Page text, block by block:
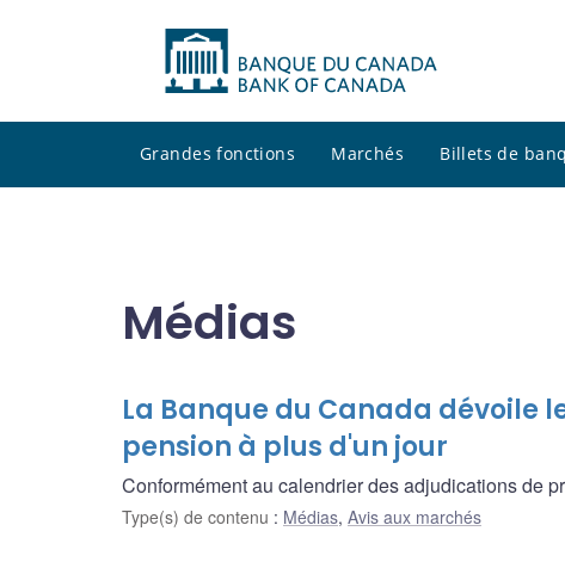
Grandes fonctions Marchés Billets de
Médias
La Banque du Canada dévoile
pension à plus d'un jour
Conformément au calendrier des adjudications de
Type(s) de contenu : Médias, Avis aux marchés